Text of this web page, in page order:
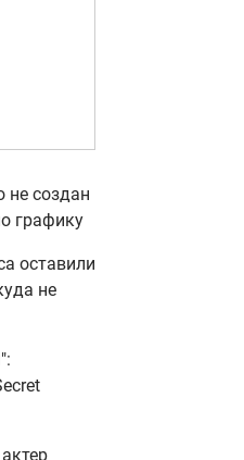
не создан
графику
оставили
не